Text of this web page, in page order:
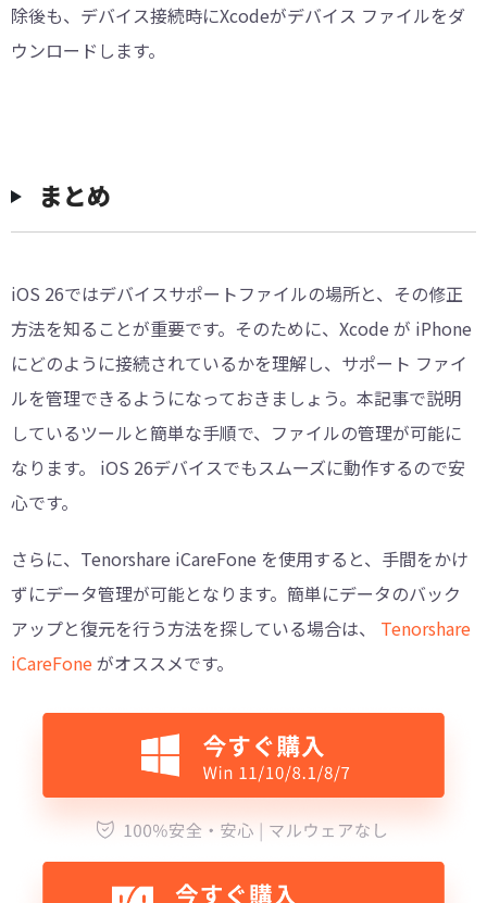
除後も、デバイス接続時にXcodeがデバイス ファイルをダ
ウンロードします。
まとめ
iOS 26ではデバイスサポートファイルの場所と、その修正
方法を知ることが重要です。そのために、Xcode が iPhone
にどのように接続されているかを理解し、サポート ファイ
ルを管理できるようになっておきましょう。本記事で説明
しているツールと簡単な手順で、ファイルの管理が可能に
なります。 iOS 26デバイスでもスムーズに動作するので安
心です。
さらに、Tenorshare iCareFone を使用すると、手間をかけ
ずにデータ管理が可能となります。簡単にデータのバック
アップと復元を行う方法を探している場合は、 Tenorshare
iCareFoneがオススメです。